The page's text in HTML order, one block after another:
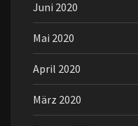
Juni 2020
Mai 2020
April 2020
März 2020